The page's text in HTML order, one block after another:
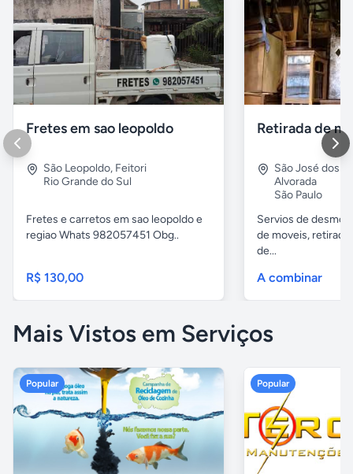
Fretes em sao leopoldo
São Leopoldo, Feitori
Rio Grande do Sul
Fretes e carretos em sao leopoldo e
regiao Whats 982057451 Obg..
R$ 130,00
São José dos
Alvorada
São Paulo
Servios de
de moveis,
de...
A combinar
Mais Vistos em Serviços
Popular Popular